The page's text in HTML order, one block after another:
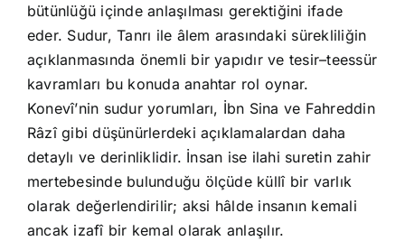
bütünlüğü içinde anlaşılması gerektiğini ifade
eder. Sudur, Tanrı ile âlem arasındaki sürekliliğin
açıklanmasında önemli bir yapıdır ve tesir–teessür
kavramları bu konuda anahtar rol oynar.
Konevî’nin sudur yorumları, İbn Sina ve Fahreddin
Râzî gibi düşünürlerdeki açıklamalardan daha
detaylı ve derinliklidir. İnsan ise ilahi suretin zahir
mertebesinde bulunduğu ölçüde küllî bir varlık
olarak değerlendirilir; aksi hâlde insanın kemali
ancak izafî bir kemal olarak anlaşılır.